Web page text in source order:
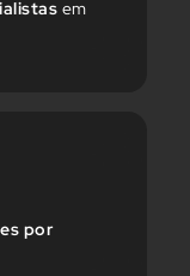
em
por